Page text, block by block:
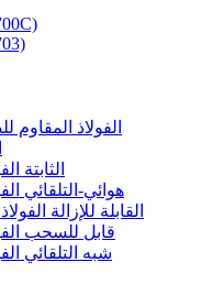
الفولاذ المقاوم
الثابتة
هوائي-التلقائي
القابلة للإزالة
قابل للسحب
شبه التلقائي